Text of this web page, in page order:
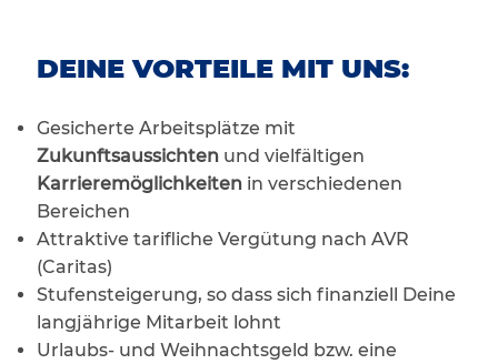
DEINE VORTEILE MIT UNS:
Gesicherte Arbeitsplätze mit
Zukunftsaussichtenund vielfältigen
Karrieremöglichkeiten in verschiedenen
Bereichen
Attraktive tarifliche Vergütung nach AVR
(Caritas)
Stufensteigerung, so dass sich finanziell Deine
langjährige Mitarbeit lohnt
Urlaubs- und Weihnachtsgeld bzw. eine